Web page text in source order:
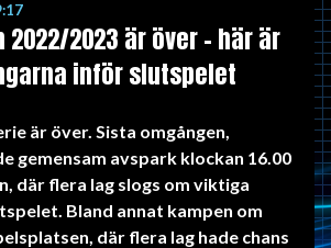
2022/2023 är över – här är
inför slutspelet
är över. Sista omgången,
gemensam avspark klockan 16.00
där flera lag slogs om viktiga
Bland annat kampen om
där flera lag hade chans